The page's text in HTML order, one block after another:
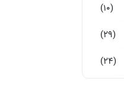
(10)
(29)
(24)